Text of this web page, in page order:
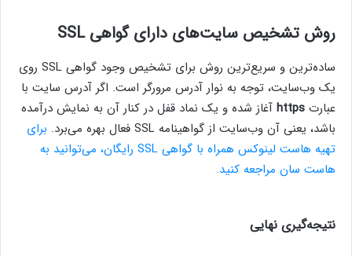
روش تشخیص سایت‌های دارای گواهی SSL
ساده‌ترین و سریع‌ترین روش برای تشخیص وجود گواهی SSL روی
یک وب‌سایت، توجه به نوار آدرس مرورگر است. اگر آدرس سایت با
عبارت https آغاز شده و یک نماد قفل در کنار آن به نمایش درآمده
باشد، یعنی آن وب‌سایت از گواهینامه SSL فعال بهره می‌برد.
برای
تهیه هاست لینوکس همراه با گواهی SSL رایگان، می‌توانید به
هاست سان مراجعه کنید.
نتیجه‌گیری نهایی